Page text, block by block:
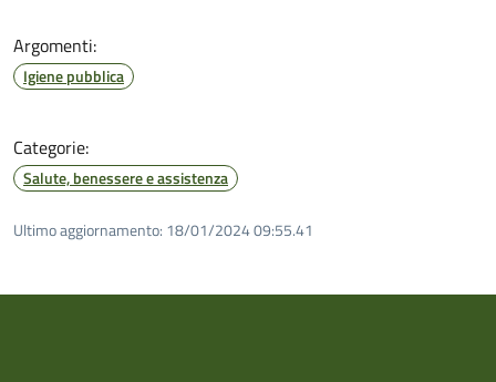
Argomenti:
Igiene pubblica
Categorie:
Salute, benessere e assistenza
Ultimo aggiornamento: 18/01/2024 09:55.41